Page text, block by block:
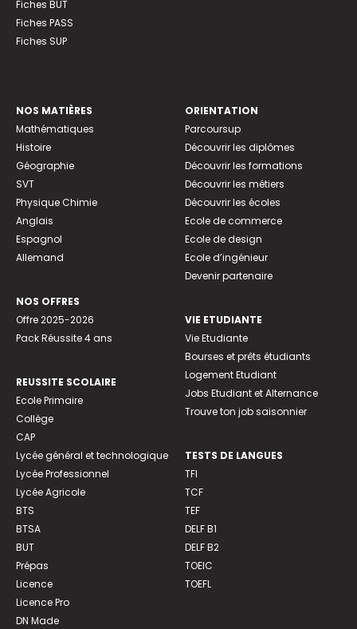
Fiches BUT
Fiches PASS
Fiches SUP
NOS MATIÈRES
Mathématiques
Histoire
Géographie
SVT
Physique Chimie
Anglais
Espagnol
Allemand
NOS OFFRES
Offre 2025-2026
Pack Réussite 4 ans
REUSSITE SCOLAIRE
Ecole Primaire
Collège
CAP
Lycée général et technologique
Lycée Professionnel
Lycée Agricole
BTS
BTSA
BUT
Prépas
Licence
Licence Pro
DN Made
ORIENTATION
Parcoursup
Découvrir les diplômes
Découvrir les formations
Découvrir les métiers
Découvrir les écoles
Ecole de commerce
Ecole de design
Ecole d’ingénieur
Devenir partenaire
VIE ETUDIANTE
Vie Etudiante
Bourses et prêts étudiants
Logement Etudiant
Jobs Etudiant et Alternance
Trouve ton job saisonnier
TESTS DE LANGUES
TFI
TCF
TEF
DELF B1
DELF B2
TOEIC
TOEFL